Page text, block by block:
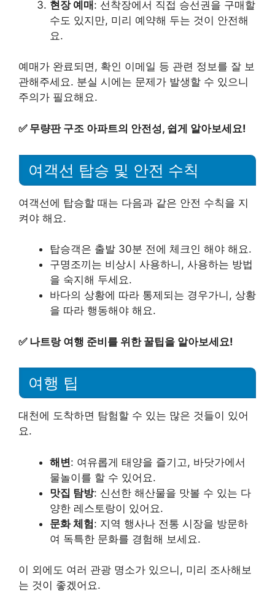
현장 예매: 선착장에서 직접 승선권을 구매할
수도 있지만, 미리 예약해 두는 것이 안전해
요.
예매가 완료되면, 확인 이메일 등 관련 정보를 잘 보
관해주세요. 분실 시에는 문제가 발생할 수 있으니
주의가 필요해요.
✅ 무량판 구조 아파트의 안전성, 쉽게 알아보세요!
여객선 탑승 및 안전 수칙
여객선에 탑승할 때는 다음과 같은 안전 수칙을 지
켜야 해요.
탑승객은 출발 30분 전에 체크인 해야 해요.
구명조끼는 비상시 사용하니, 사용하는 방법
을 숙지해 두세요.
바다의 상황에 따라 통제되는 경우가니, 상황
을 따라 행동해야 해요.
✅ 나트랑 여행 준비를 위한 꿀팁을 알아보세요!
여행 팁
대천에 도착하면 탐험할 수 있는 많은 것들이 있어
요.
해변: 여유롭게 태양을 즐기고, 바닷가에서
물놀이를 할 수 있어요.
맛집 탐방: 신선한 해산물을 맛볼 수 있는 다
양한 레스토랑이 있어요.
문화 체험: 지역 행사나 전통 시장을 방문하
여 독특한 문화를 경험해 보세요.
이 외에도 여러 관광 명소가 있으니, 미리 조사해보
는 것이 좋겠어요.